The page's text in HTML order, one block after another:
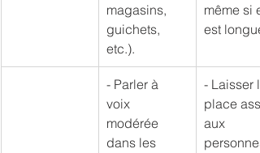
magasins,
guichets,
etc.).
même si
est longue.
- Parler à
voix
modérée
dans les
- Laisser
place
aux
personnes